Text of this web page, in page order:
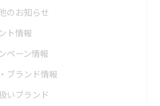
のお知らせ
ト情報
ペーン情報
ブランド情報
いブランド